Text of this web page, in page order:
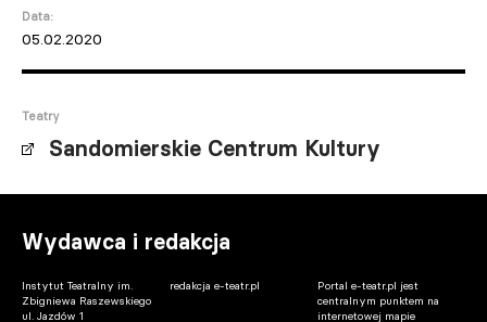
Data:
05.02.2020
Teatry
Sandomierskie Centrum Kultury
Wydawca i redakcja
Instytut Teatralny im.
Zbigniewa Raszewskiego
ul. Jazdów 1
redakcja e-teatr.pl
Portal e-teatr.pl jest
centralnym punktem na
internetowej mapie